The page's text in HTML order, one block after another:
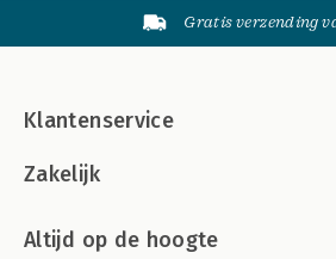
Gratis verzending
Klantenservice
Zakelijk
Altijd op de hoogte